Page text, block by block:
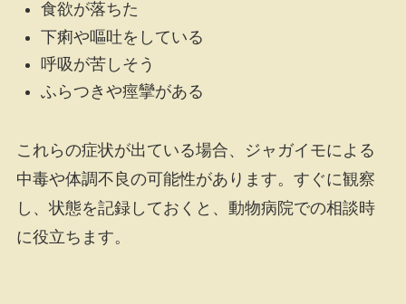
食欲が落ちた
下痢や嘔吐をしている
呼吸が苦しそう
ふらつきや痙攣がある
これらの症状が出ている場合、ジャガイモによる
中毒や体調不良の可能性があります。すぐに観察
し、状態を記録しておくと、動物病院での相談時
に役立ちます。